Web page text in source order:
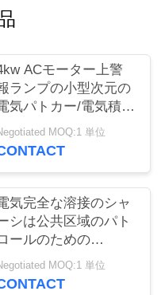
ACモーター上警
ランプの小型次元の
気パトカー/電気積み
みのカートMOQ:1 単位
気完全な溶接のシャ
シは公共区域のパト
ールのための
ドアが付
ているカートを取り
MOQ:1 単位